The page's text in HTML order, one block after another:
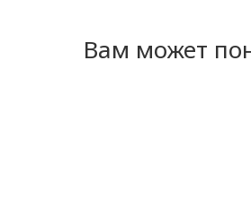
Вам может